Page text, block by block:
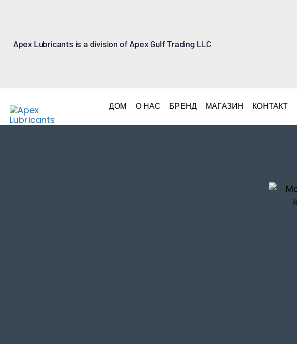
Apex Lubricants is a division of Apex Gulf Trading LLC
ДОМ О НАС БРЕНД МАГАЗИН КОНТАКТ